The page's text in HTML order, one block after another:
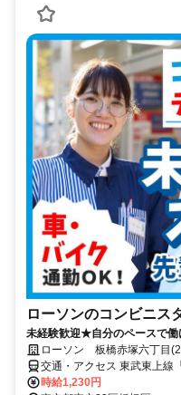
ローソンのコンビニス
未経験歓迎★自分のペースで
ローソン 板橋赤塚六丁目
交通・アクセス 東武東上線
時給1,230円